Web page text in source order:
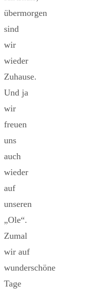
übermorgen
sind
wir
wieder
Zuhause.
Und ja
wir
freuen
uns
auch
wieder
auf
unseren
„Ole“.
Zumal
wir auf
wunderschöne
Tage